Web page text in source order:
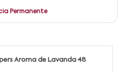
Permanente
Aroma de Lavanda 48